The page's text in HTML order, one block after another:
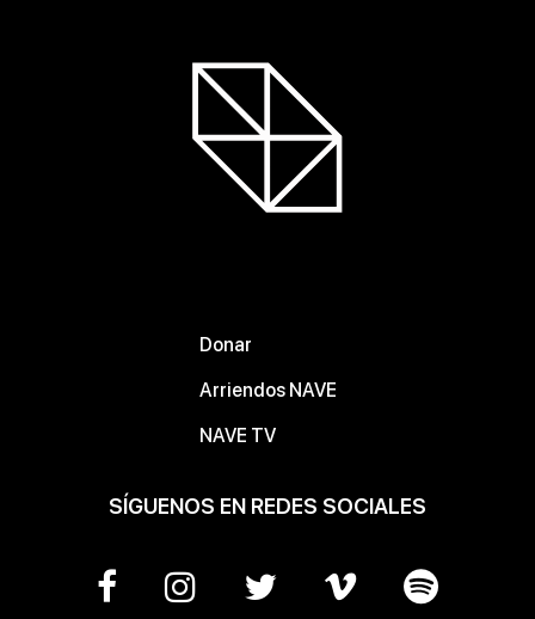
Donar
Arriendos NAVE
NAVE TV
SÍGUENOS EN REDES SOCIALES